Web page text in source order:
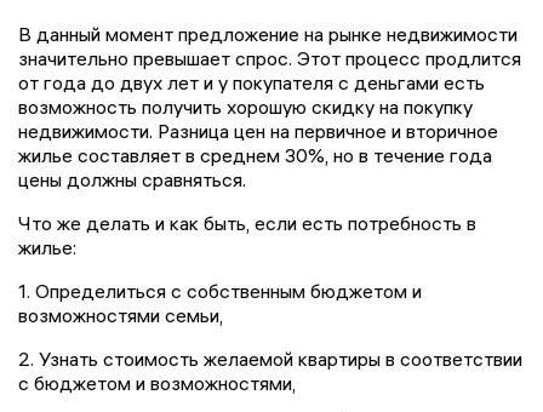
В данный момент предложение на рынке недвижимости
значительно превышает спрос. Этот процесс продлится
от года до двух лет и у покупателя с деньгами есть
возможность получить хорошую скидку на покупку
недвижимости. Разница цен на первичное и вторичное
жилье составляет в среднем 30%, но в течение года
цены должны сравняться.
Что же делать и как быть, если есть потребность в
жилье:
1. Определиться с собственным бюджетом и
возможностями семьи,
2. Узнать стоимость желаемой квартиры в соответствии
с бюджетом и возможностями,